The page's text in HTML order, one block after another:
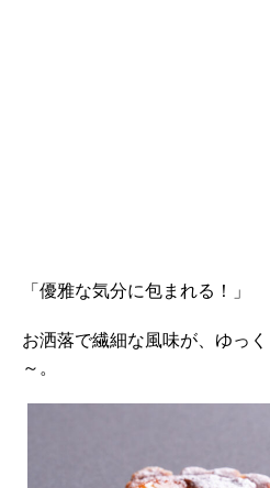
「優雅な気分に包まれる！」
お洒落で繊細な風味が、ゆっ
～。